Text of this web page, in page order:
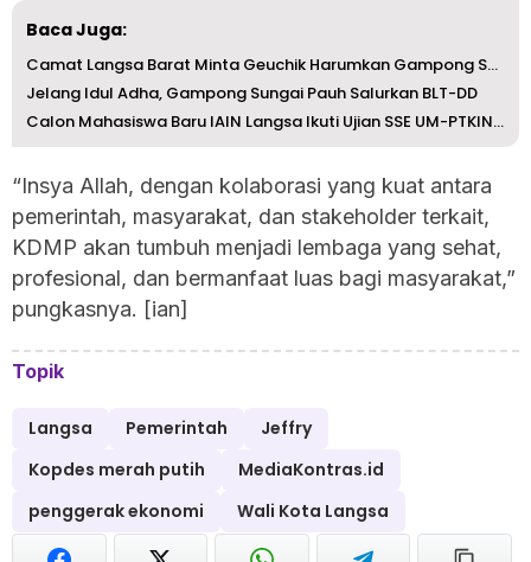
Baca Juga:
Camat Langsa Barat Minta Geuchik Harumkan Gampong Sungai ...
Jelang Idul Adha, Gampong Sungai Pauh Salurkan BLT-DD
Calon Mahasiswa Baru IAIN Langsa Ikuti Ujian SSE UM-PTKIN...
“Insya Allah, dengan kolaborasi yang kuat antara
pemerintah, masyarakat, dan stakeholder terkait,
KDMP akan tumbuh menjadi lembaga yang sehat,
profesional, dan bermanfaat luas bagi masyarakat,”
pungkasnya. [ian]
Topik
Langsa Pemerintah
Jeffry
Kopdes merah putih
MediaKontras.id
penggerak ekonomi
Wali Kota Langsa